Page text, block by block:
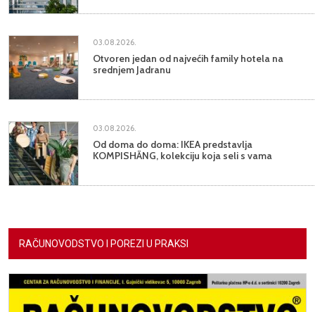
03.08.2026.
Otvoren jedan od najvećih family hotela na
srednjem Jadranu
03.08.2026.
Od doma do doma: IKEA predstavlja
KOMPISHÄNG, kolekciju koja seli s vama
RAČUNOVODSTVO I POREZI U PRAKSI